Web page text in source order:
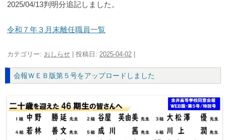
2025/04/13判明分追記しました。
令和７年３月末離任職員一覧
カテゴリー: おしらせ | 投稿日: 2025-04-02
会報ＷＥＢ版第５号をアップロードしました